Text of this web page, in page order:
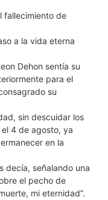
fallecimiento de
a la vida eterna
Dehon sentía su
para el
su
sin descuidar los
4 de agosto, ya
en la
decía, señalando una
el pecho de
mi eternidad”.